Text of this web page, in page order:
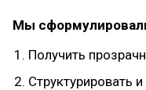
Мы
Получить
Структурировать